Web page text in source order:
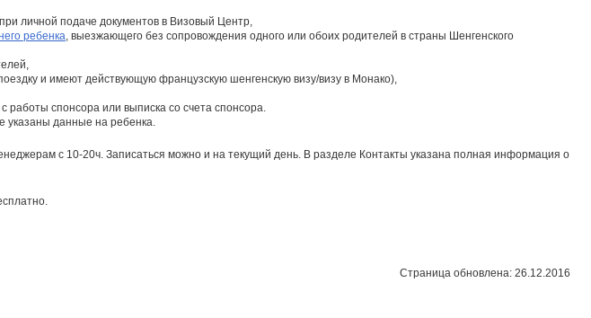
личной подаче документов в Визовый Центр,
ребенка, выезжающего без сопровождения одного или обоих родителей в страны Шенгенского
и имеют действующую французскую шенгенскую визу/визу в Монако),
работы спонсора или выписка со счета спонсора.
указаны данные на ребенка.
с 10-20ч. Записаться можно и на текущий день. В разделе Контакты указана полная информация о
Страница обновлена: 26.12.2016